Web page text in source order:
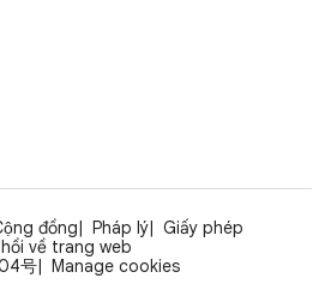
đồng Pháp lý
Giấy phép
về trang web
号
Manage cookies